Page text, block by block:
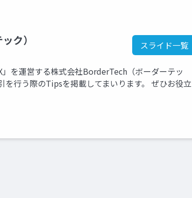
ク） スライド一覧
を運営する株式会社BorderTech（ボーダーテッ
を行う際のTipsを掲載してまいります。 ぜひお役立